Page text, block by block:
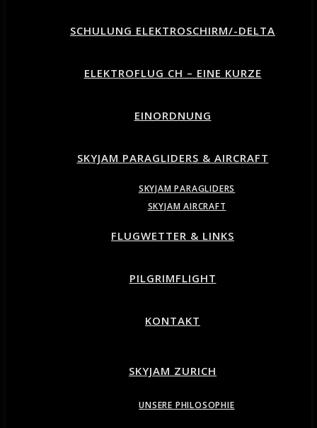
SCHULUNG ELEKTROSCHIRM/-DELTA
ELEKTROFLUG CH – EINE KURZE
EINORDNUNG
SKYJAM PARAGLIDERS & AIRCRAFT
SKYJAM PARAGLIDERS
SKYJAM AIRCRAFT
FLUGWETTER & LINKS
PILGRIMFLIGHT
KONTAKT
SKYJAM ZURICH
UNSERE PHILOSOPHIE